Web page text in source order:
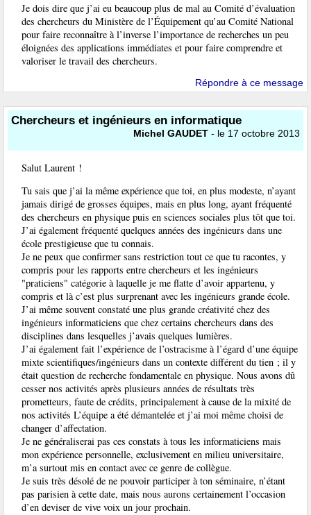
Je dois dire que j’ai eu beaucoup plus de mal au Comité d’évaluation
des chercheurs du Ministère de l’Équipement qu’au Comité National
pour faire reconnaître à l’inverse l’importance de recherches un peu
éloignées des applications immédiates et pour faire comprendre et
valoriser le travail des chercheurs.
Répondre à ce message
Chercheurs et ingénieurs en informatique
Michel GAUDET - le 17 octobre 2013
Salut Laurent !
Tu sais que j’ai la même expérience que toi, en plus modeste, n’ayant
jamais dirigé de grosses équipes, mais en plus long, ayant fréquenté
des chercheurs en physique puis en sciences sociales plus tôt que toi.
J’ai également fréquenté quelques années des ingénieurs dans une
école prestigieuse que tu connais.
Je ne peux que confirmer sans restriction tout ce que tu racontes, y
compris pour les rapports entre chercheurs et les ingénieurs
"praticiens" catégorie à laquelle je me flatte d’avoir appartenu, y
compris et là c’est plus surprenant avec les ingénieurs grande école.
J’ai même souvent constaté une plus grande créativité chez des
ingénieurs informaticiens que chez certains chercheurs dans des
disciplines dans lesquelles j’avais quelques lumières.
J’ai également fait l’expérience de l’ostracisme à l’égard d’une équipe
mixte scientifiques/ingénieurs dans un contexte différent du tien ; il y
était question de recherche fondamentale en physique. Nous avons dû
cesser nos activités après plusieurs années de résultats très
prometteurs, faute de crédits, principalement à cause de la mixité de
nos activités L’équipe a été démantelée et j’ai moi même choisi de
changer d’affectation.
Je ne généraliserai pas ces constats à tous les informaticiens mais
mon expérience personnelle, exclusivement en milieu universitaire,
m’a surtout mis en contact avec ce genre de collègue.
Je suis très désolé de ne pouvoir participer à ton séminaire, n’étant
pas parisien à cette date, mais nous aurons certainement l’occasion
d’en deviser de vive voix un jour prochain.